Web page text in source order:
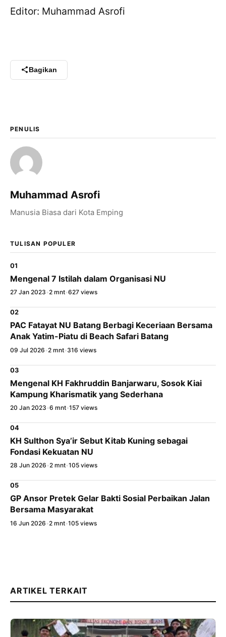
Editor: Muhammad Asrofi
Bagikan
PENULIS
Muhammad Asrofi
Manusia Biasa dari Kota Emping
TULISAN POPULER
01
Mengenal 7 Istilah dalam Organisasi NU
27 Jan 2023 •2 mnt•627 views
02
PAC Fatayat NU Batang Berbagi Keceriaan Bersama
Anak Yatim-Piatu di Beach Safari Batang
09 Jul 2026 •2 mnt•316 views
03
Mengenal KH Fakhruddin Banjarwaru, Sosok Kiai
Kampung Kharismatik yang Sederhana
20 Jan 2023 •6 mnt•157 views
04
KH Sulthon Sya’ir Sebut Kitab Kuning sebagai
Fondasi Kekuatan NU
28 Jun 2026 •2 mnt•105 views
05
GP Ansor Pretek Gelar Bakti Sosial Perbaikan Jalan
Bersama Masyarakat
16 Jun 2026 •2 mnt•105 views
ARTIKEL TERKAIT
X / Twitter
Salin Tautan Artikel